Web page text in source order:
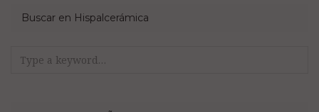
Buscar en Hispalcerámica
Search